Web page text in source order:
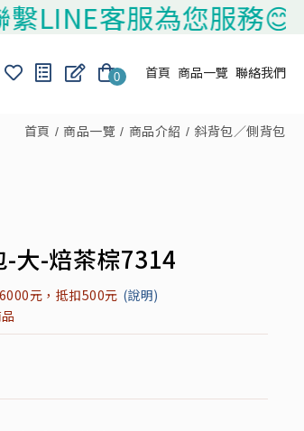
客服為您服務😊
0 首頁 商品一覽 聯絡我們
首頁 商品一覽 商品介紹 斜背包／側背包
-大-焙茶棕7314
元，抵扣500元 (說明)